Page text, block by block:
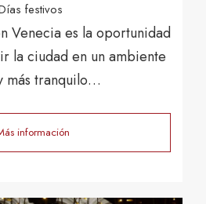
festivos
Venecia es la oportunidad
la ciudad en un ambiente
más tranquilo…
información